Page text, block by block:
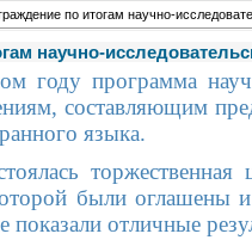
по итогам научно-
научно-
году программа
составляющим
языка.
торжественная
были оглашены
показали отличные